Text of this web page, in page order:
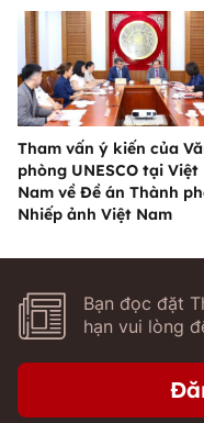
Tham vấn ý kiến của
phòng UNESCO tại Việt
Nam về Đề án Thành
Nhiếp ảnh Việt Nam
Bạn đọc đặt
hạn vui lòng